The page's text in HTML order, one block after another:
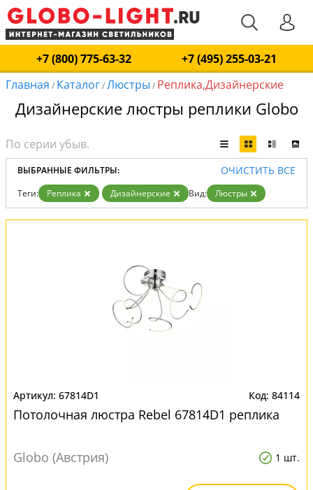
+7 (800) 775-63-32
+7 (495) 255-03-21
Главная / Каталог/Люстры / Реплика,Дизайнерские
Дизайнерские люстры реплики Globo
ВЫБРАННЫЕ ФИЛЬТРЫ: ОЧИСТИТЬ ВСЕ
Теги: Реплика Дизайнерские Вид: Люстры
67814D1 84114
Потолочная люстра Rebel 67814D1 реплика
Globo (Австрия) 1 шт.